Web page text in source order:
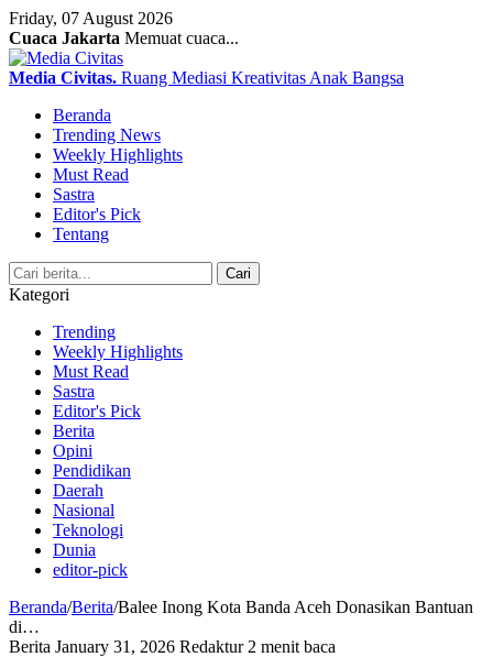
Friday, 07 August 2026
Cuaca Jakarta Memuat cuaca...
Media Civitas. Ruang Mediasi Kreativitas Anak Bangsa
Beranda
Trending News
Weekly Highlights
Must Read
Sastra
Editor's Pick
Tentang
Search
Cari
Kategori
Trending
Weekly Highlights
Must Read
Sastra
Editor's Pick
Berita
Opini
Pendidikan
Daerah
Nasional
Teknologi
Dunia
editor-pick
Beranda/Berita/Balee Inong Kota Banda Aceh Donasikan Bantuan
di…
Berita January 31, 2026 Redaktur 2 menit baca